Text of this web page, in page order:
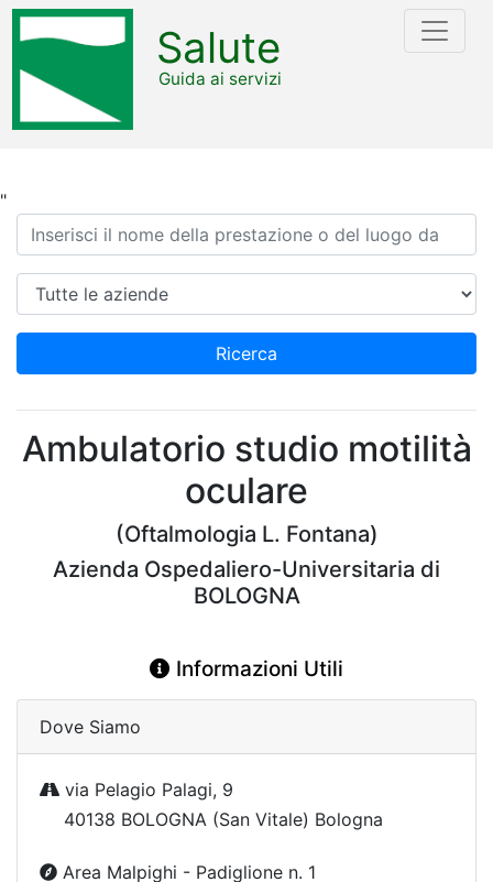
"
Salute
Guida ai servizi
Ricerca
Azienda
Ricerca
Ambulatorio studio motilità
oculare
(Oftalmologia L. Fontana)
Azienda Ospedaliero-Universitaria di
BOLOGNA
Informazioni Utili
Dove Siamo
via Pelagio Palagi, 9
40138 BOLOGNA (San Vitale) Bologna
Area Malpighi - Padiglione n. 1